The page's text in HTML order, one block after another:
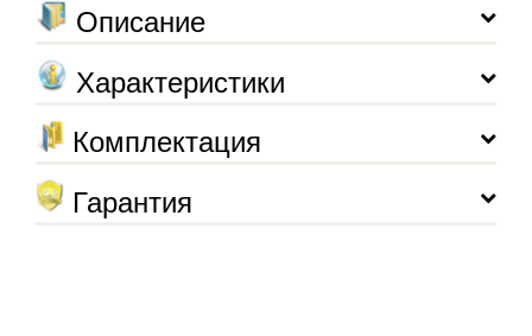
Описание
Характеристики
Комплектация
Гарантия